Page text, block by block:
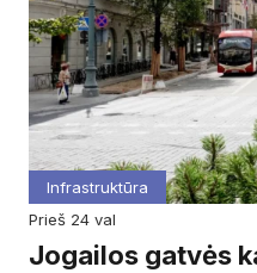
Infrastruktūra
prieš 24 val
Jogailos gatvės